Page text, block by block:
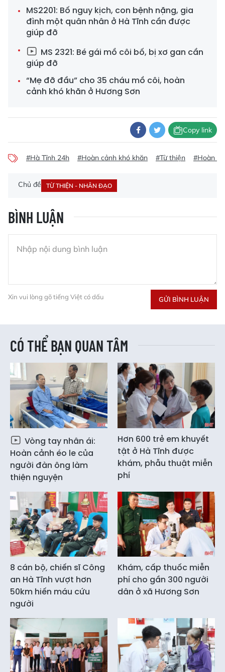
MS2201: Bố nguy kịch, con bệnh nặng, gia
đình một quân nhân ở Hà Tĩnh cần được
giúp đỡ
MS 2321: Bé gái mồ côi bố, bị xơ gan cần
giúp đỡ
“Mẹ đỡ đầu” cho 35 cháu mồ côi, hoàn
cảnh khó khăn ở Hương Sơn
Copy link
#Hà Tĩnh 24h #Hoàn cảnh khó khăn #Từ thiện #Hoàn
Chủ đề TỪ THIỆN - NHÂN ĐẠO
BÌNH LUẬN
Xin vui lòng gõ tiếng Việt có dấu GỬI BÌNH LUẬN
CÓ THỂ BẠN QUAN TÂM
Vòng tay nhân ái:
Hoàn cảnh éo le của
người đàn ông làm
thiện nguyện
Hơn 600 trẻ em khuyết
tật ở Hà Tĩnh được
khám, phẫu thuật miễn
phí
8 cán bộ, chiến sĩ Công
an Hà Tĩnh vượt hơn
50km hiến máu cứu
người
Khám, cấp thuốc miễn
phí cho gần 300 người
dân ở xã Hương Sơn